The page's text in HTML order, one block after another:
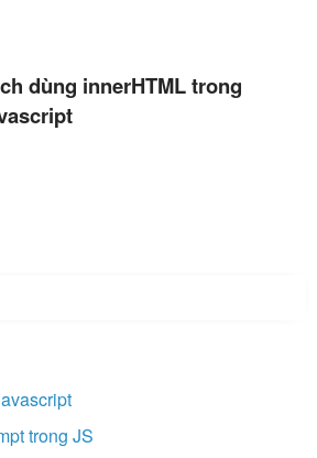
dùng innerHTML trong
trong JS